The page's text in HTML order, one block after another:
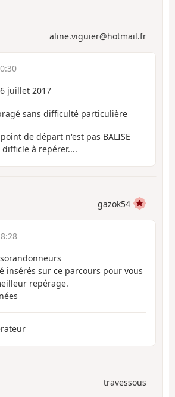
aline.viguier@hotmail.fr
juillet 2017
sans difficulté particulière
de départ n'est pas BALISE
à repérer....
gazok54
insérés sur ce parcours pour vous
repérage.
travessous